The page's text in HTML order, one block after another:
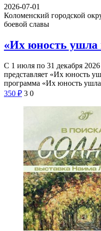
2026-07-01
Коломенский городской
боевой славы
«Их юность ушла
С 1 июля по 31 декабря
представляет «Их юность
программа «Их юность
350 ₽ 3 0